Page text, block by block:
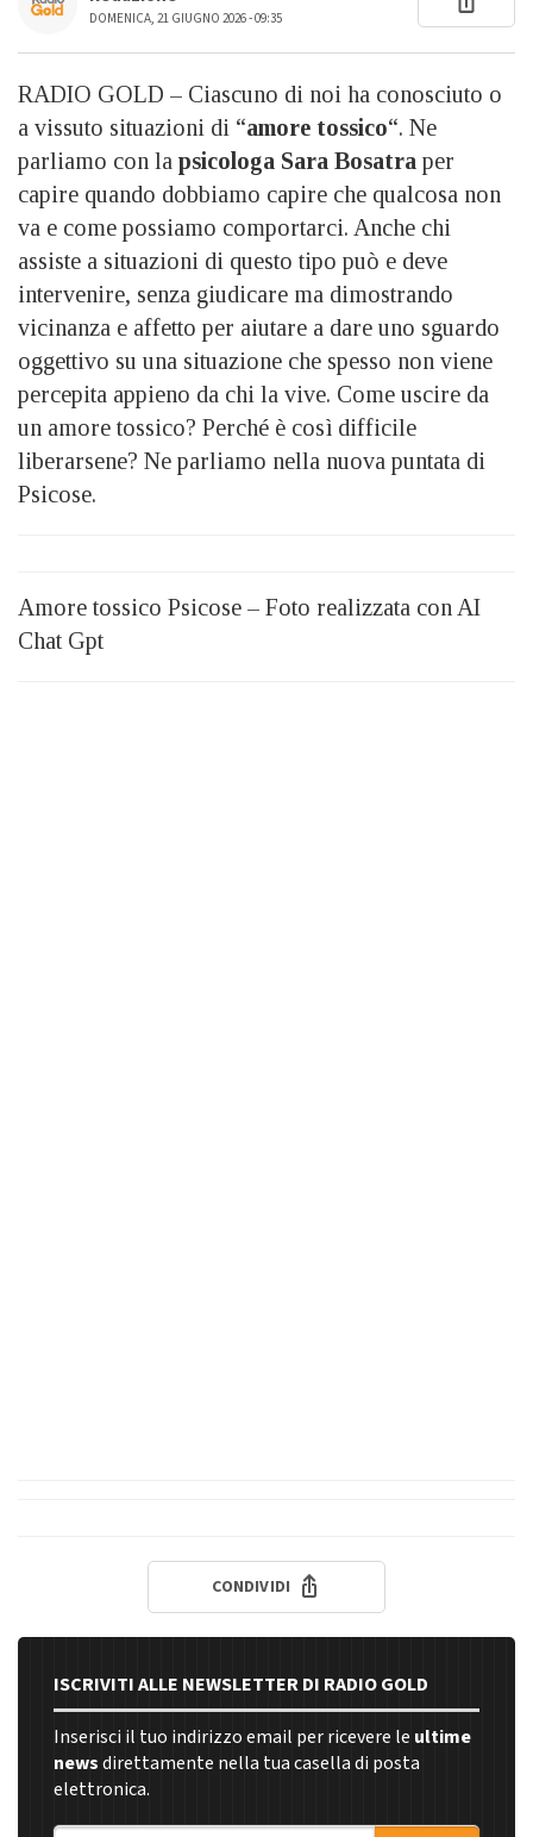
DOMENICA, 21 GIUGNO 2026 - 09:35
RADIO GOLD – Ciascuno di noi ha conosciuto o
a vissuto situazioni di “amore tossico“. Ne
parliamo con la psicologa Sara Bosatra per
capire quando dobbiamo capire che qualcosa non
va e come possiamo comportarci. Anche chi
assiste a situazioni di questo tipo può e deve
intervenire, senza giudicare ma dimostrando
vicinanza e affetto per aiutare a dare uno sguardo
oggettivo su una situazione che spesso non viene
percepita appieno da chi la vive. Come uscire da
un amore tossico? Perché è così difficile
liberarsene? Ne parliamo nella nuova puntata di
Psicose.
Amore tossico Psicose – Foto realizzata con AI
Chat Gpt
CONDIVIDI
ISCRIVITI ALLE NEWSLETTER DI RADIO GOLD
Inserisci il tuo indirizzo email per ricevere le ultime
newsdirettamente nella tua casella di posta
elettronica.